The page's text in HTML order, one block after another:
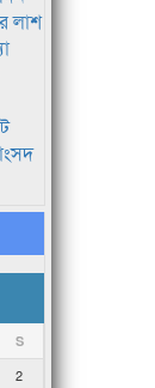
লাশ
S
2